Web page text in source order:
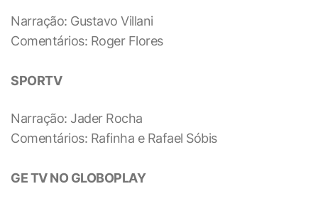
Narração: Gustavo Villani
Comentários: Roger Flores
SPORTV
Narração: Jader Rocha
Comentários: Rafinha e Rafael Sóbis
GE TV NO GLOBOPLAY